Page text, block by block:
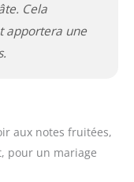
Cela
apportera une
aux notes fruitées,
pour un mariage